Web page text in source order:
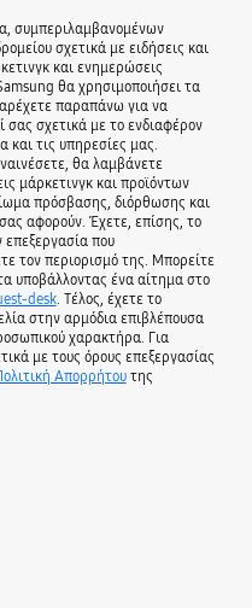
συμπεριλαμβανομένων
σχετικά με ειδήσεις και
και ενημερώσεις
θα χρησιμοποιήσει τα
παραπάνω για να
σας σχετικά με το ενδιαφέρον
τις υπηρεσίες μας.
θα λαμβάνετε
μάρκετινγκ και προϊόντων
πρόσβασης, διόρθωσης και
αφορούν. Έχετε, επίσης, το
επεξεργασία που
τον περιορισμό της. Μπορείτε
υποβάλλοντας ένα αίτημα στο
desk. Τέλος, έχετε το
στην αρμόδια επιβλέπουσα
χαρακτήρα. Για
με τους όρους επεξεργασίας
Απορρήτουτης